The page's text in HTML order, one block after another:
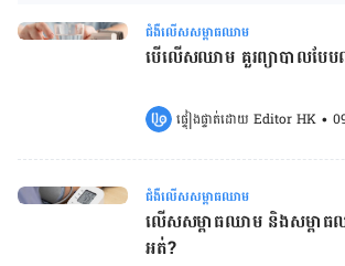
ជំងឺលើសសម្ពាធឈាម
បើ​លើស​ឈាម ​គួរ​ព្យាបាល​បែ
ផ្ទៀងផ្ទាត់ដោយ Editor HK •
ជំងឺលើសសម្ពាធឈាម
លើស​សម្ពាធ​ឈាម និង​​សម្ពាធ​
អត់?